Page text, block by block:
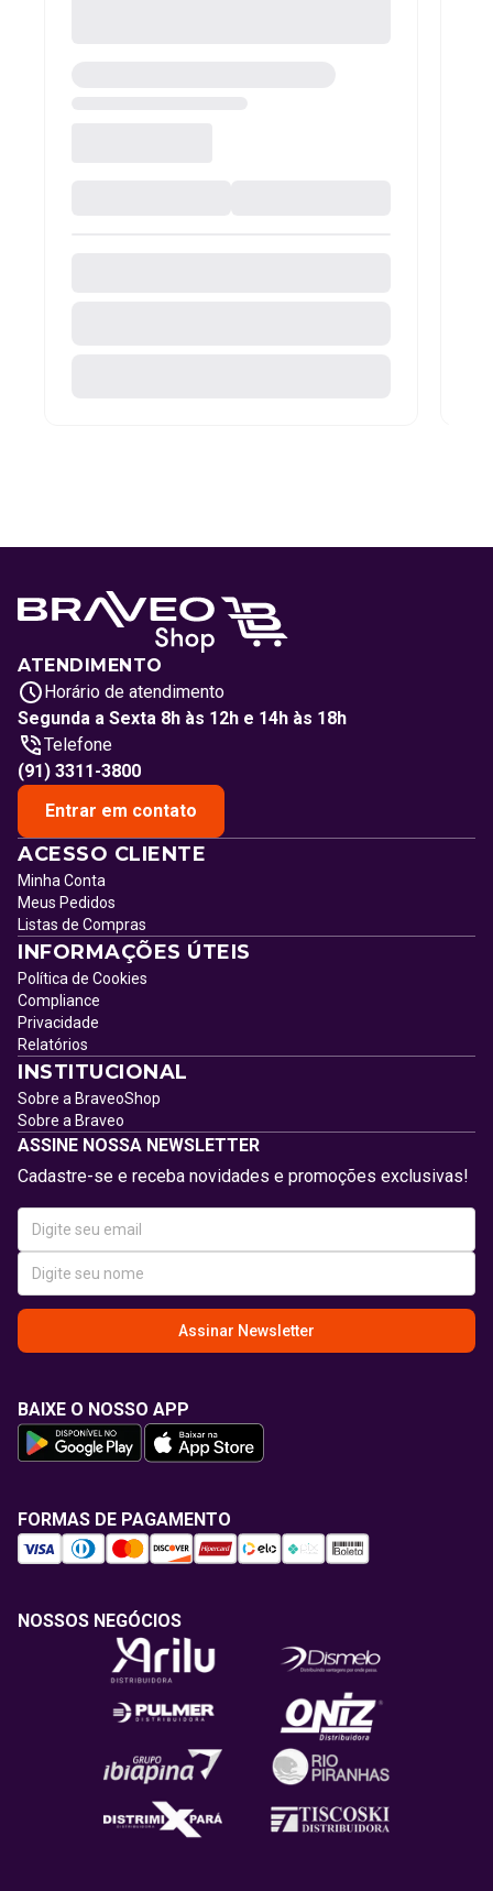
ATENDIMENTO
Horário de atendimento
Segunda a Sexta 8h às 12h e 14h às 18h
Telefone
(91) 3311-3800
Entrar em contato
ACESSO CLIENTE
Minha Conta
Meus Pedidos
Listas de Compras
INFORMAÇÕES ÚTEIS
Política de Cookies
Compliance
Privacidade
Relatórios
INSTITUCIONAL
Sobre a BraveoShop
Sobre a Braveo
ASSINE NOSSA NEWSLETTER
Cadastre-se e receba novidades e promoções exclusivas!
Assinar Newsletter
BAIXE O NOSSO APP
FORMAS DE PAGAMENTO
NOSSOS NEGÓCIOS